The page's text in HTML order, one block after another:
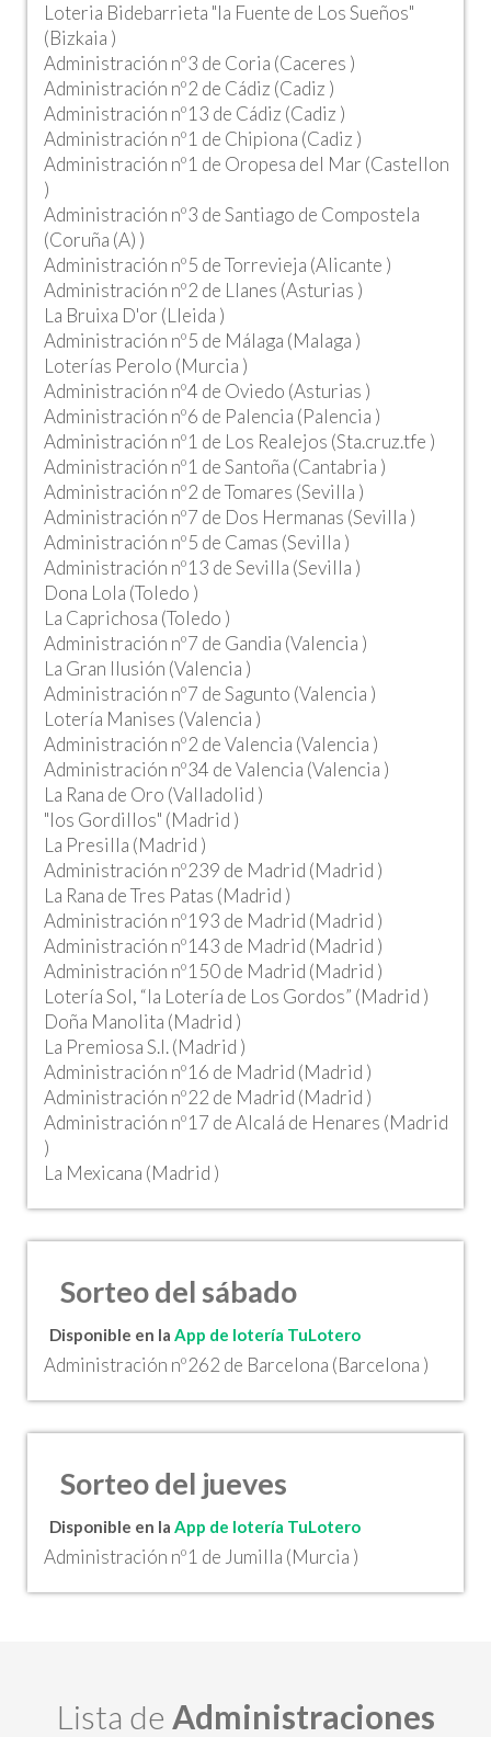
Loteria Bidebarrieta "la Fuente de Los Sueños"
(Bizkaia )
Administración nº3 de Coria (Caceres )
Administración nº2 de Cádiz (Cadiz )
Administración nº13 de Cádiz (Cadiz )
Administración nº1 de Chipiona (Cadiz )
Administración nº1 de Oropesa del Mar (Castellon
)
Administración nº3 de Santiago de Compostela
(Coruña (A) )
Administración nº5 de Torrevieja (Alicante )
Administración nº2 de Llanes (Asturias )
La Bruixa D'or (Lleida )
Administración nº5 de Málaga (Malaga )
Loterías Perolo (Murcia )
Administración nº4 de Oviedo (Asturias )
Administración nº6 de Palencia (Palencia )
Administración nº1 de Los Realejos (Sta.cruz.tfe )
Administración nº1 de Santoña (Cantabria )
Administración nº2 de Tomares (Sevilla )
Administración nº7 de Dos Hermanas (Sevilla )
Administración nº5 de Camas (Sevilla )
Administración nº13 de Sevilla (Sevilla )
Dona Lola (Toledo )
La Caprichosa (Toledo )
Administración nº7 de Gandia (Valencia )
La Gran Ilusión (Valencia )
Administración nº7 de Sagunto (Valencia )
Lotería Manises (Valencia )
Administración nº2 de Valencia (Valencia )
Administración nº34 de Valencia (Valencia )
La Rana de Oro (Valladolid )
"los Gordillos" (Madrid )
La Presilla (Madrid )
Administración nº239 de Madrid (Madrid )
La Rana de Tres Patas (Madrid )
Administración nº193 de Madrid (Madrid )
Administración nº143 de Madrid (Madrid )
Administración nº150 de Madrid (Madrid )
Lotería Sol, “la Lotería de Los Gordos” (Madrid )
Doña Manolita (Madrid )
La Premiosa S.l. (Madrid )
Administración nº16 de Madrid (Madrid )
Administración nº22 de Madrid (Madrid )
Administración nº17 de Alcalá de Henares (Madrid
)
La Mexicana (Madrid )
Sorteo del sábado
Disponible en la App de lotería TuLotero
Administración nº262 de Barcelona (Barcelona )
Sorteo del jueves
Disponible en la App de lotería TuLotero
Administración nº1 de Jumilla (Murcia )
Lista de Administraciones